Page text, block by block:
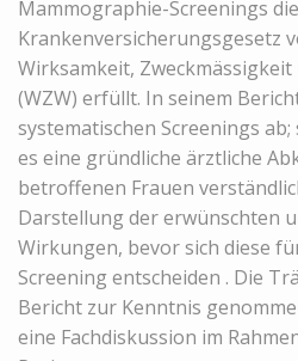
Mammographie-Screenings
Krankenversicherungsgesetz
Wirksamkeit,
(WZW) erfüllt. In seinem
systematischen Screenings
es eine gründliche ärztliche
betroffenen Frauen
Darstellung der erwünschten
Wirkungen, bevor sich diese
Screening entscheiden . Die
Bericht zur Kenntnis
eine Fachdiskussion im